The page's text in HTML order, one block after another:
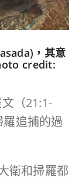
，其意
credit:
（21:1-
追捕的過
衛和掃羅都